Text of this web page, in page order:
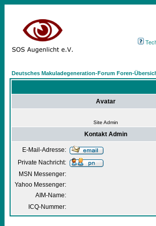
Deutsches Makuladegeneration-Forum Foren-
Avatar
Site Admin
Kontakt Admin
E-Mail-Adresse:
Private Nachricht:
MSN Messenger:
Yahoo Messenger:
AIM-Name:
ICQ-Nummer: